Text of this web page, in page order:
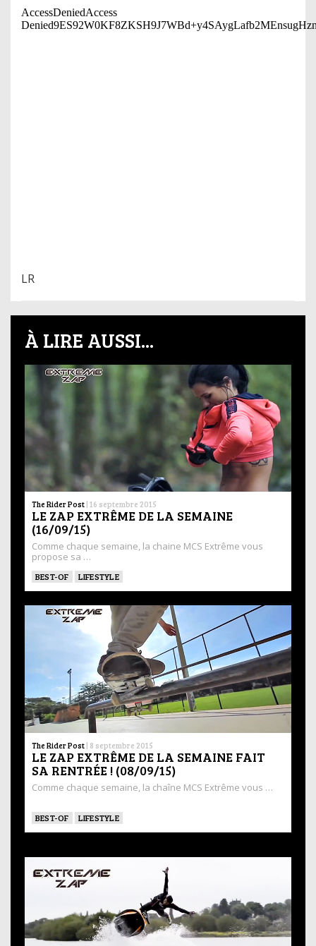
LR
À LIRE AUSSI...
The Rider Post | 16 septembre 2015
LE ZAP EXTRÊME DE LA SEMAINE
(16/09/15)
Comme chaque semaine, la chaine MCS Extrême vous
propose sa …
BEST-OF LIFESTYLE
The Rider Post | 8 septembre 2015
LE ZAP EXTRÊME DE LA SEMAINE FAIT
SA RENTRÉE ! (08/09/15)
Comme chaque semaine, la chaîne MCS Extrême vous …
BEST-OF LIFESTYLE